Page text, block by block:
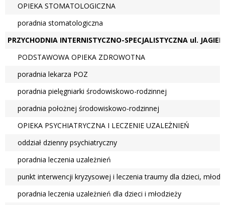
OPIEKA STOMATOLOGICZNA
poradnia stomatologiczna
PRZYCHODNIA INTERNISTYCZNO-SPECJALISTYCZNA ul.
PODSTAWOWA OPIEKA ZDROWOTNA
poradnia lekarza POZ
poradnia pielęgniarki środowiskowo-rodzinnej
poradnia położnej środowiskowo-rodzinnej
OPIEKA PSYCHIATRYCZNA I LECZENIE UZALEŻNIEŃ
oddział dzienny psychiatryczny
poradnia leczenia uzależnień
punkt interwencji kryzysowej i leczenia traumy dla dzieci,
poradnia leczenia uzależnień dla dzieci i młodzieży